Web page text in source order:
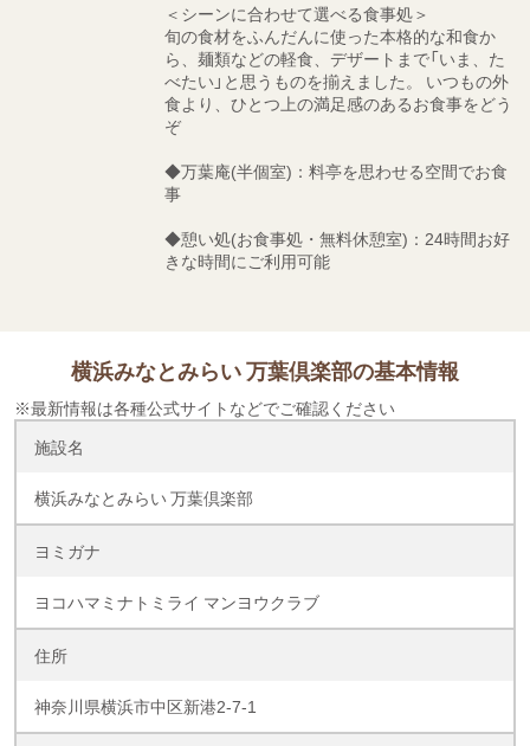
＜シーンに合わせて選べる食事処＞
旬の食材をふんだんに使った本格的な和食か
ら、麺類などの軽食、デザートまで「いま、た
べたい」と思うものを揃えました。 いつもの外
食より、ひとつ上の満足感のあるお食事をどう
ぞ
◆万葉庵(半個室) ：料亭を思わせる空間でお食
事
◆憩い処(お食事処・無料休憩室) ：24時間お好
きな時間にご利用可能
横浜みなとみらい 万葉倶楽部の基本情報
※最新情報は各種公式サイトなどでご確認ください
施設名
横浜みなとみらい 万葉倶楽部
ヨミガナ
ヨコハマミナトミライ マンヨウクラブ
住所
神奈川県横浜市中区新港2-7-1